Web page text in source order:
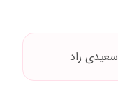
سعیدی راد